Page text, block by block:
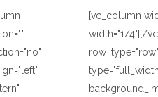
[vc_column
width="1/4"][/